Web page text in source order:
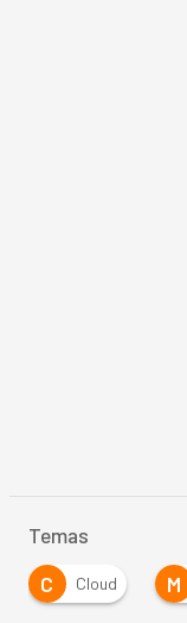
Temas
C
Cloud M